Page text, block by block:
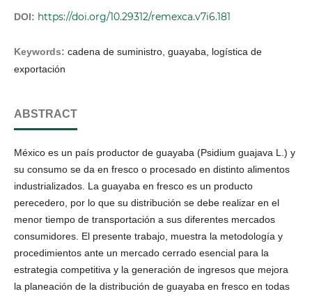
DOI: https://doi.org/10.29312/remexca.v7i6.181
Keywords: cadena de suministro, guayaba, logística de
exportación
ABSTRACT
México es un país productor de guayaba (Psidium guajava L.) y
su consumo se da en fresco o procesado en distinto alimentos
industrializados. La guayaba en fresco es un producto
perecedero, por lo que su distribución se debe realizar en el
menor tiempo de transportación a sus diferentes mercados
consumidores. El presente trabajo, muestra la metodología y
procedimientos ante un mercado cerrado esencial para la
estrategia competitiva y la generación de ingresos que mejora
la planeación de la distribución de guayaba en fresco en todas